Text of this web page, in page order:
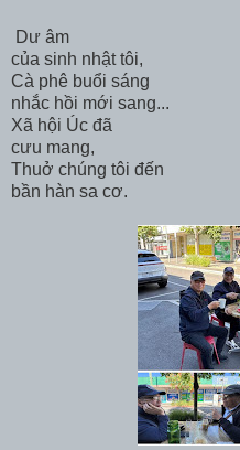
Dư âm
của sinh nhật tôi,
Cà phê buổi sáng
nhắc hồi mới sang...
Xã hội Úc đã
cưu mang,
Thuở chúng tôi đến
bần hàn sa cơ.